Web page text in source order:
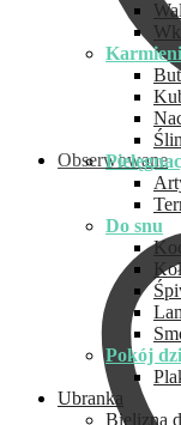
Obserwowane
Do snu
Pokój
Ubranka
Bielizna